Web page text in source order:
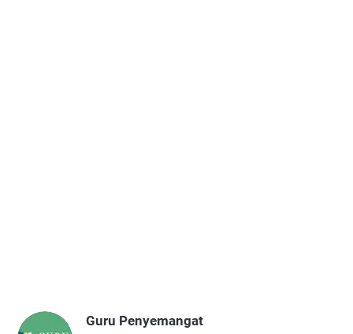
Guru Penyemangat